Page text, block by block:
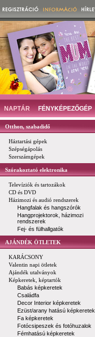
NAPTÁR FÉNYKÉPEZŐGÉP
Otthon, szabadidő
Háztartási gépek
Szépségápolás
Szerszámgépek
Szórakoztató elektronika
Televíziók és tartozákok
CD és DVD
Házimozi és audió rendszerek
Hangfalak és hangszórók
Hangprojektorok, házimozi
rendszerek
Fej- és fülhallgatók
AJÁNDÉK ÖTLETEK
KARÁCSONY
Valentin napi ötletek
Ajándék utalványok
Képkeretek, képtartók
Babás képkeretek
Családfa
Decor Interior képkeretek
Ezüst/arany hatású képkeretek
Fa képkeretek
Fotócsipeszek és fotóhuzalok
Fémhatású képkeretek